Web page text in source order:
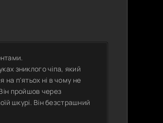
зниклого чіпа, який
на п'ятьох ні в чому не
пройшов через
шкурі. Він безстрашний